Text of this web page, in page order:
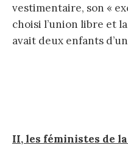
vestimentaire, son «
choisi l’union libre et
avait deux enfants
II, les féministes de la